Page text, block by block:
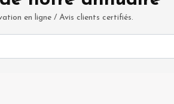
en ligne / Avis clients certifiés.